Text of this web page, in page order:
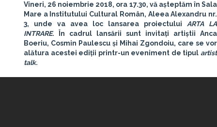
Vineri, 26 noiembrie 2018, ora 17.30, vă așteptăm în Sala
Mare a Institutului Cultural Român, Aleea Alexandru nr.
3, unde va avea loc lansarea proiectului ARTA LA
INTRARE. În cadrul lansării sunt invitați artiștii Anca
Boeriu, Cosmin Paulescu și Mihai Zgondoiu, care se vor
alătura acestei ediții printr-un eveniment de tipul artist
talk.